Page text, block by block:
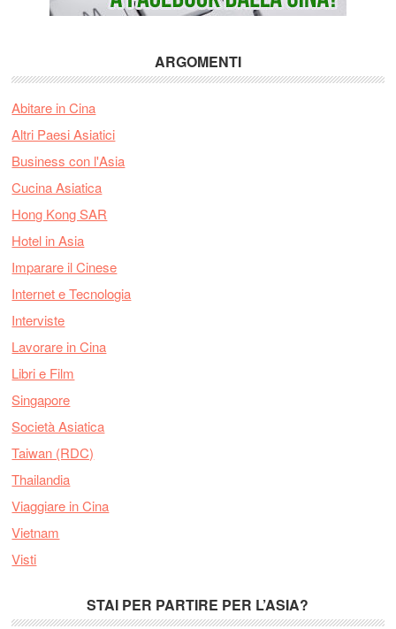
ARGOMENTI
Abitare in Cina
Altri Paesi Asiatici
Business con l'Asia
Cucina Asiatica
Hong Kong SAR
Hotel in Asia
Imparare il Cinese
Internet e Tecnologia
Interviste
Lavorare in Cina
Libri e Film
Singapore
Società Asiatica
Taiwan (RDC)
Thailandia
Viaggiare in Cina
Vietnam
Visti
STAI PER PARTIRE PER L’ASIA?